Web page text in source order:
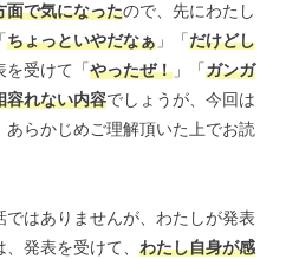
面で気になったので、先にわたし
ちょっといやだなぁ 」「だけどし
を受けて「やったぜ！ 」「ガンガ
容れない内容でしょうが、今回は
らかじめご理解頂いた上でお読
はありませんが、わたしが発表
発表を受けて、 わたし自身が感